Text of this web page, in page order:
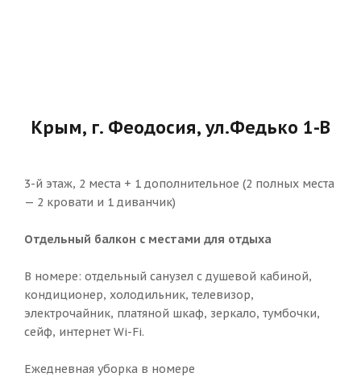
Крым, г. Феодосия, ул.Федько 1-В
3-й этаж, 2 места + 1 дополнительное (2 полных места
— 2 кровати и 1 диванчик)
Отдельный балкон с местами для отдыха
В номере: отдельный санузел с душевой кабиной,
кондиционер, холодильник, телевизор,
электрочайник, платяной шкаф, зеркало, тумбочки,
сейф, интернет Wi-Fi.
Ежедневная уборка в номере